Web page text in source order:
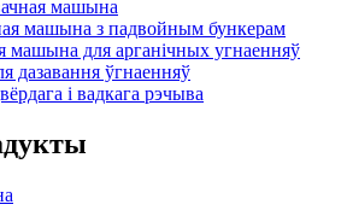
машына
машына з падвойным бункерам
машына для арганічных угнаенняў
дазавання ўгнаенняў
і вадкага рэчыва